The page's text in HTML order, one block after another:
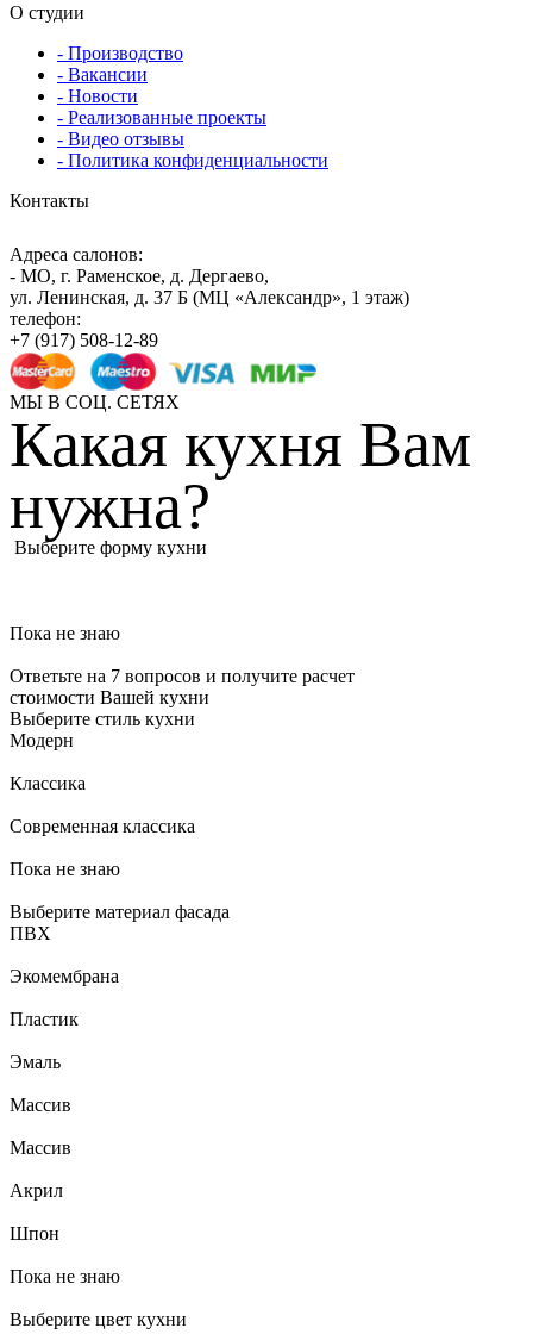
О студии
- Производство
- Вакансии
- Новости
- Реализованные проекты
- Видео отзывы
- Политика конфиденциальности
Контакты
Адреса салонов:
- МО, г. Раменское, д. Дергаево,
ул. Ленинская, д. 37 Б (МЦ «Александр», 1 этаж)
телефон:
+7 (917) 508-12-89
МЫ В СОЦ. СЕТЯХ
Какая кухня Вам
нужна?
Выберите форму кухни
Пока не знаю
Ответьте на 7 вопросов и получите расчет
стоимости Вашей кухни
Выберите стиль кухни
Модерн
Классика
Современная классика
Пока не знаю
Выберите материал фасада
ПВХ
Экомембрана
Пластик
Эмаль
Массив
Массив
Акрил
Шпон
Пока не знаю
Выберите цвет кухни